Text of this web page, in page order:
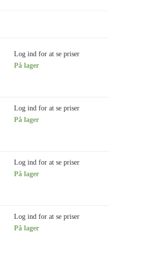
Log ind for at se priser
På lager
Log ind for at se priser
På lager
Log ind for at se priser
På lager
Log ind for at se priser
På lager